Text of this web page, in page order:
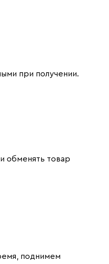
при получении.
обменять товар
поднимем